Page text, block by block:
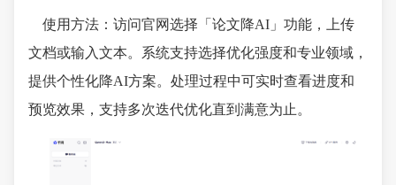
使用方法：访问官网选择「论文降AI」功能，上传
文档或输入文本。系统支持选择优化强度和专业领域，
提供个性化降AI方案。处理过程中可实时查看进度和
预览效果，支持多次迭代优化直到满意为止。